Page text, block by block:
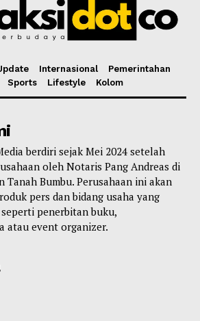
Internasional
Pemerintahan
Sports Lifestyle Kolom
berdiri sejak Mei 2024 setelah
oleh Notaris Pang Andreas di
Tanah Bumbu. Perusahaan ini akan
pers dan bidang usaha yang
penerbitan buku,
atau event organizer.